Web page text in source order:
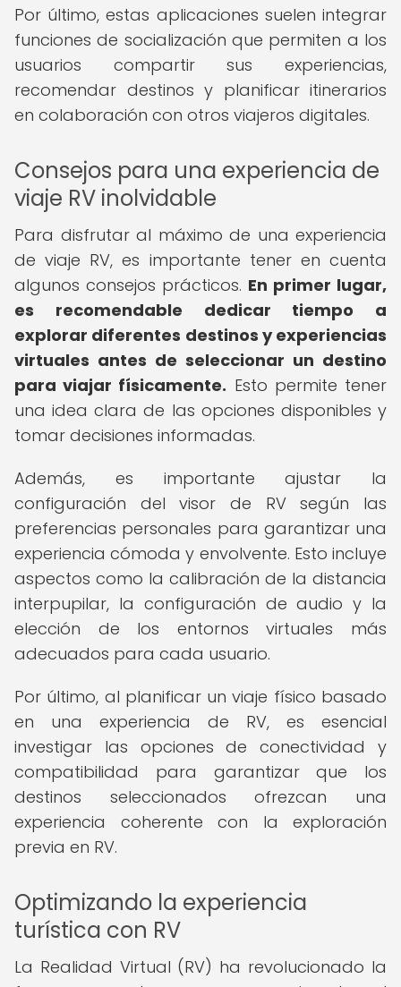
Por último, estas aplicaciones suelen integrar
funciones de socialización que permiten a los
usuarios compartir sus experiencias,
recomendar destinos y planificar itinerarios
en colaboración con otros viajeros digitales.
Consejos para una experiencia de
viaje RV inolvidable
Para disfrutar al máximo de una experiencia
de viaje RV, es importante tener en cuenta
algunos consejos prácticos. En primer lugar,
es recomendable dedicar tiempo a
explorar diferentes destinos y experiencias
virtuales antes de seleccionar un destino
para viajar físicamente. Esto permite tener
una idea clara de las opciones disponibles y
tomar decisiones informadas.
Además, es importante ajustar la
configuración del visor de RV según las
preferencias personales para garantizar una
experiencia cómoda y envolvente. Esto incluye
aspectos como la calibración de la distancia
interpupilar, la configuración de audio y la
elección de los entornos virtuales más
adecuados para cada usuario.
Por último, al planificar un viaje físico basado
en una experiencia de RV, es esencial
investigar las opciones de conectividad y
compatibilidad para garantizar que los
destinos seleccionados ofrezcan una
experiencia coherente con la exploración
previa en RV.
Optimizando la experiencia
turística con RV
La Realidad Virtual (RV) ha revolucionado la